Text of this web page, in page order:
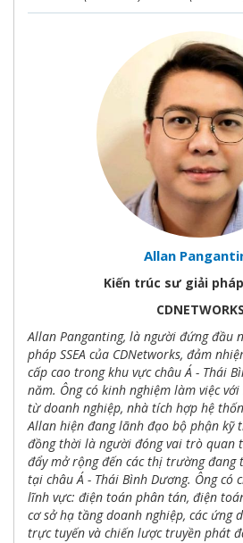
Allan
Kiến trúc sư giải
CDNETWORKS
Allan Panganting, là người đứng đầu
pháp SSEA của CDNetworks, đảm
cấp cao trong khu vực châu Á - Thái
năm. Ông có kinh nghiệm làm việc
từ doanh nghiệp, nhà tích hợp hệ
Allan hiện đang lãnh đạo bộ phận kỹ
đồng thời là người đóng vai trò quan
đẩy mở rộng đến các thị trường đang
tại châu Á - Thái Bình Dương. Ông có
lĩnh vực: điện toán phân tán, điện
cơ sở hạ tầng doanh nghiệp, các ứng
trực tuyến và chiến lược truyền phát